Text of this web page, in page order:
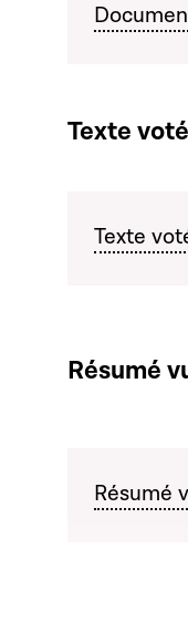
Texte voté
Texte
Résumé
Résumé